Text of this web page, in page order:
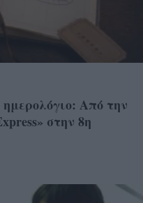
ημερολόγιο: Από την
στην 8η